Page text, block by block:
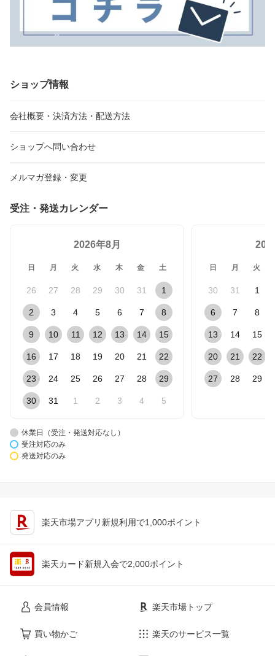
ショップ情報
会社概要・決済方法・配送方法
ショップへ問い合わせ
メルマガ登録・変更
受注・発送カレンダー
2026年8月
日 月 火 水 木 金 土
26 27 28 29 30 31 1
2 3 4 5 6 7 8
9 10 11 12 13 14 15
16 17 18 19 20 21 22
23 24 25 26 27 28 29
30 31 1 2 3 4 5
日 月 火
30 31 1
6 7 8
13 14 15
20 21 22
27 28 29
休業日（受注・発送対応なし）
受注対応のみ
発送対応のみ
楽天市場アプリ新規利用で1,000ポイント
楽天カード新規入会で2,000ポイント
会員情報
買い物かご
楽天市場トップ
楽天のサービス一覧